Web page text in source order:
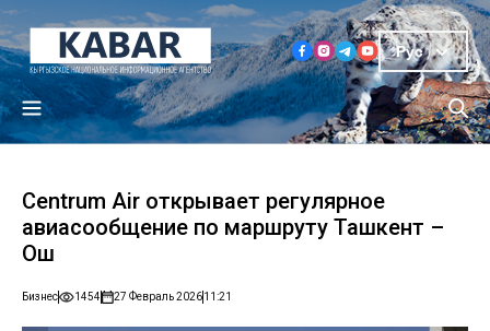
Рус
Centrum Air открывает регулярное
авиасообщение по маршруту Ташкент –
Ош
Бизнес 1454 27 Февраль 202611:21